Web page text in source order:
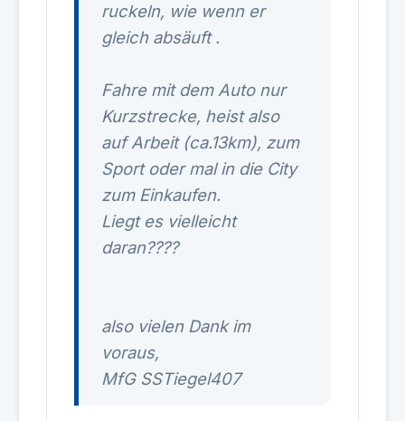
ruckeln, wie wenn er
gleich absäuft .
Fahre mit dem Auto nur
Kurzstrecke, heist also
auf Arbeit (ca.13km), zum
Sport oder mal in die City
zum Einkaufen.
Liegt es vielleicht
daran????
also vielen Dank im
voraus,
MfG SSTiegel407